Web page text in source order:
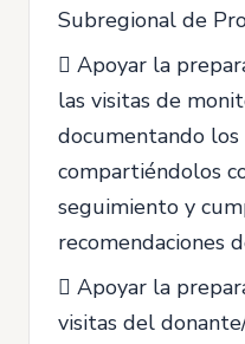
Subregional de
 Apoyar la
las visitas de
documentando
compartiéndolos
seguimiento y
recomendaciones
 Apoyar la
visitas del